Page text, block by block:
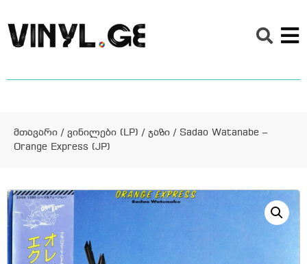
მთავარი / ვინილები (LP) / ჯაზი / Sadao Watanabe –
Orange Express (JP)